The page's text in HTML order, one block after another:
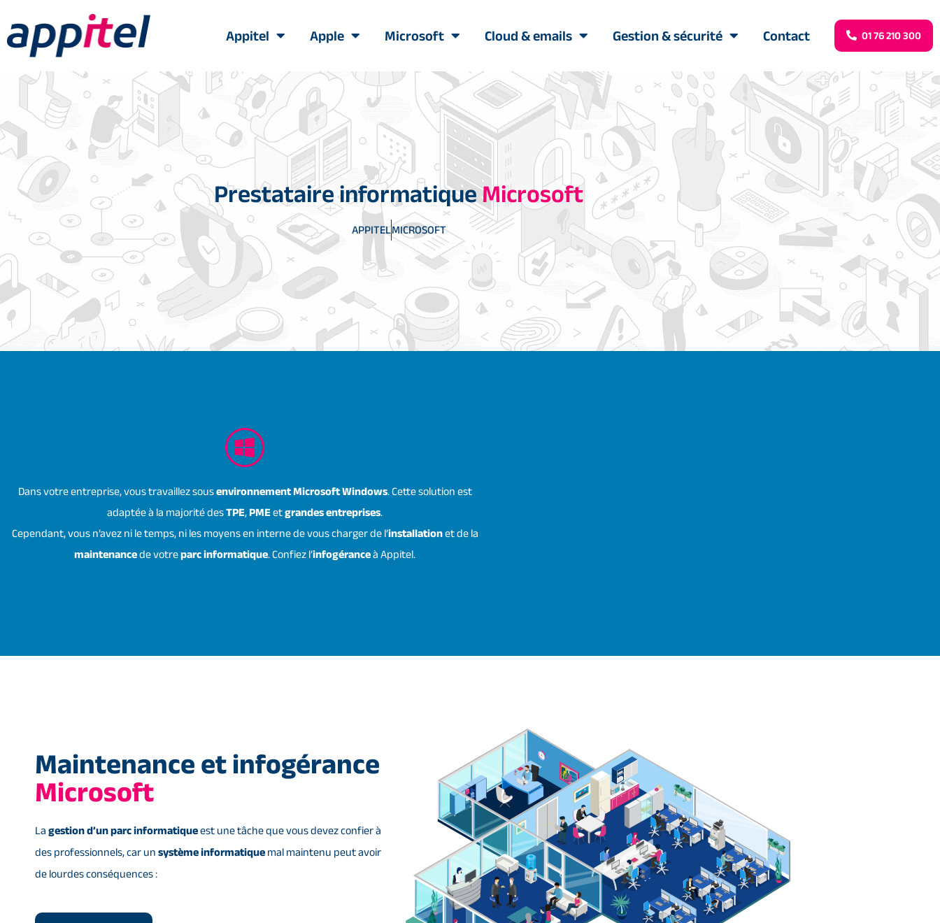
Appitel Apple Microsoft Cloud & emails Gestion & sécurité Contact 01 76 210 300
Prestataire informatiqueMicrosoft
APPITELMICROSOFT
Dans votre entreprise, vous travaillez sousenvironnement Microsoft Windows. Cette solution est
adaptée à la majorité desTPE, PMEetgrandes entreprises.
Cependant, vous n’avez ni le temps, ni les moyens en interne de vous charger de l’installationet de la
maintenancede votreparc informatique. Confiez l’infogéranceà Appitel.
Maintenance et infogérance
Microsoft
La gestion d’un parc informatiqueest une tâche que vous devez confier à
des professionnels, car un système informatique mal maintenu peut avoir
de lourdes conséquences :